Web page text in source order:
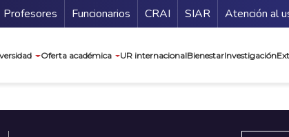
Profesores Funcionarios Guía de
CRAI SIAR Atención al
Oferta académica UR internacionalBienestarInvestigación